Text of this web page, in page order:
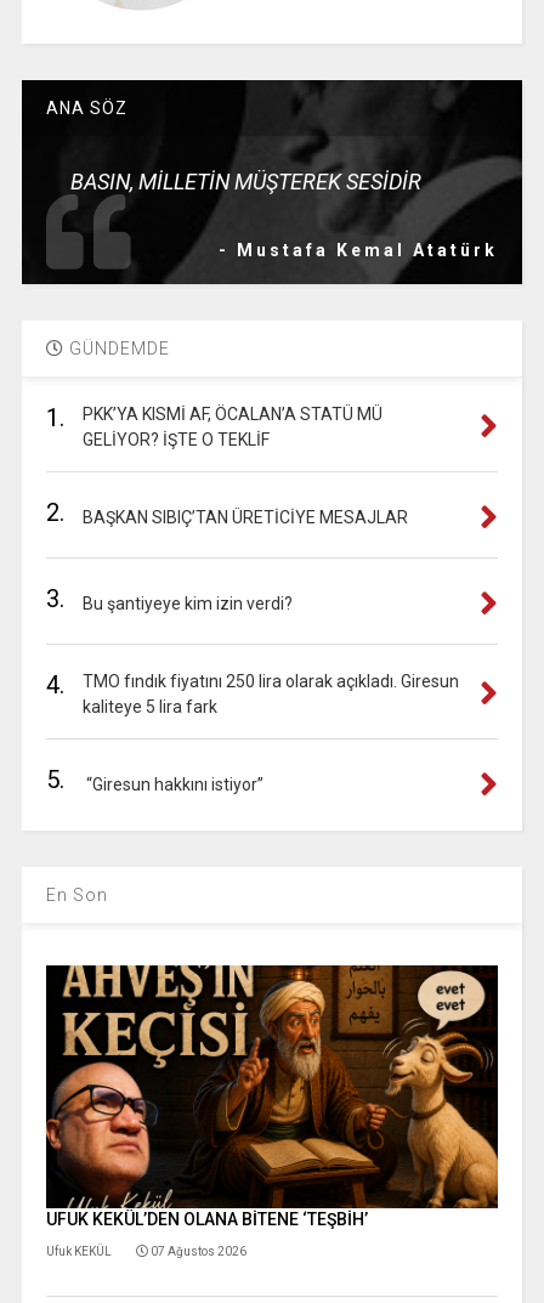
ANA SÖZ
BASIN, MİLLETİN MÜŞTEREK SESİDİR
- Mustafa Kemal Atatürk
GÜNDEMDE
1.
PKK’YA KISMİ AF, ÖCALAN’A STATÜ MÜ
GELİYOR? İŞTE O TEKLİF
2. BAŞKAN SIBIÇ’TAN ÜRETİCİYE MESAJLAR
3. Bu şantiyeye kim izin verdi?
4.
TMO fındık fiyatını 250 lira olarak açıkladı. Giresun
kaliteye 5 lira fark
5. “Giresun hakkını istiyor”
En Son
UFUK KEKÜL’DEN OLANA BİTENE ‘TEŞBİH’
Ufuk KEKÜL 07 Ağustos 2026